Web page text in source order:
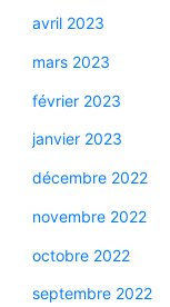
avril 2023
mars 2023
février 2023
janvier 2023
décembre 2022
novembre 2022
octobre 2022
septembre 2022